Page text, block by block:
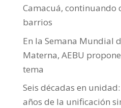
Camacuá, continuando
barrios
En la Semana Mundial
Materna, AEBU
tema
Seis décadas en
años de la unificación